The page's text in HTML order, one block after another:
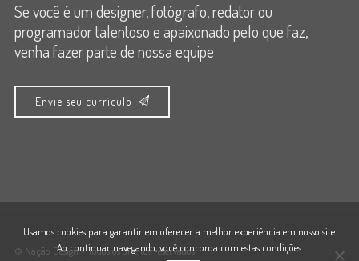
Se você é um designer, fotógrafo, redator ou
programador talentoso e apaixonado pelo que faz,
venha fazer parte de nossa equipe
Envie seu currículo
© Nação Design - Todos os direitos reservados
Usamos cookies para garantir em oferecer a melhor experiência em nosso site.
Ao continuar navegando, você concorda com estas condições.